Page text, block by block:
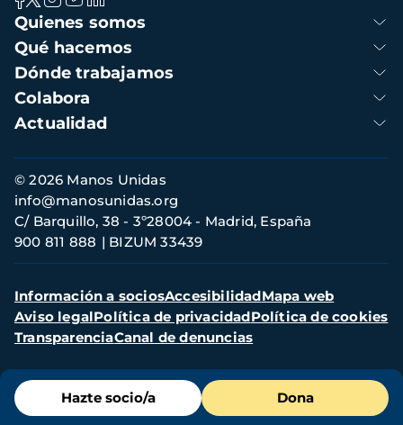
Menú
de
Hazte socio/a Dona
Navegación
principal
Quienes somos
Qué hacemos
Dónde trabajamos
Colabora
Actualidad
Información
de
contacto
© 2026 Manos Unidas
C/ Barquillo, 38 - 3º28004 - Madrid, España
900 811 888
BIZUM 33439
info@manosunidas.org
Menú
secundario
Información a sociosAccesibilidadMapa web
Aviso legalPolítica de privacidadPolítica de cookies
TransparenciaCanal de denuncias